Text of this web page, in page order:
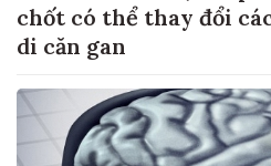
chốt có thể thay đổi
di căn gan